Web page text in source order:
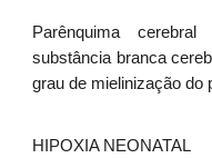
Parênquima
substância branca
grau de mielinização do
HIPOXIA NEONATAL